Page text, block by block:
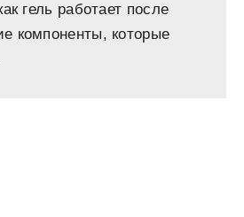
гель работает после
компоненты, которые